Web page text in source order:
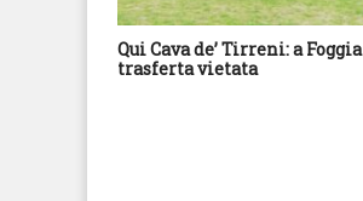
Qui Cava de’ Tirreni: a Foggia
trasferta vietata